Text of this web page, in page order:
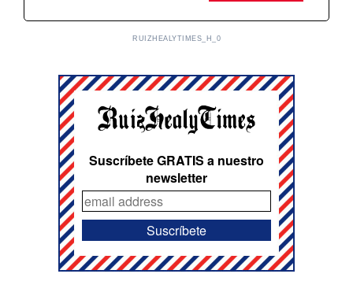
RUIZHEALYTIMES_H_0
Suscríbete GRATIS a nuestro
newsletter